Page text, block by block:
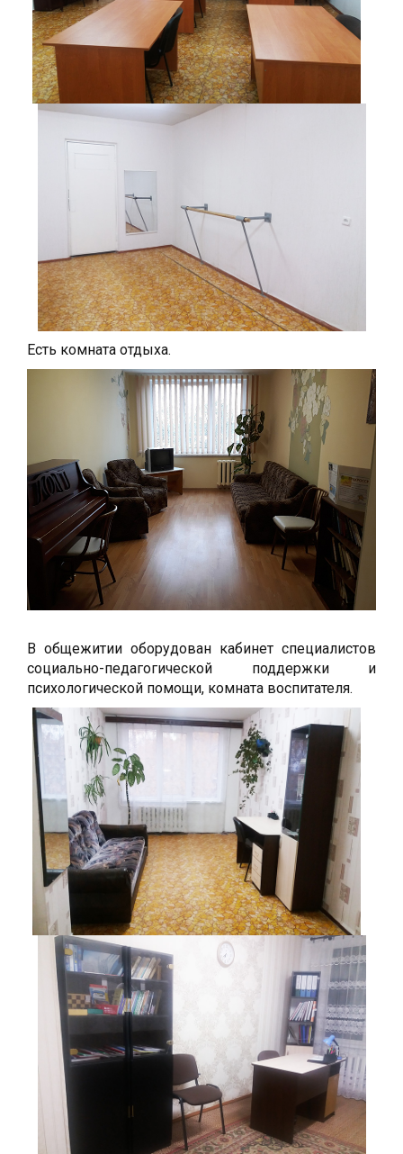
Есть комната отдыха.
В общежитии оборудован кабинет специалистов
социально-педагогической поддержки и
психологической помощи, комната воспитателя.